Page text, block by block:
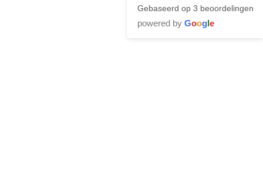
Gebaseerd op 3 beoordelingen
powered by Google